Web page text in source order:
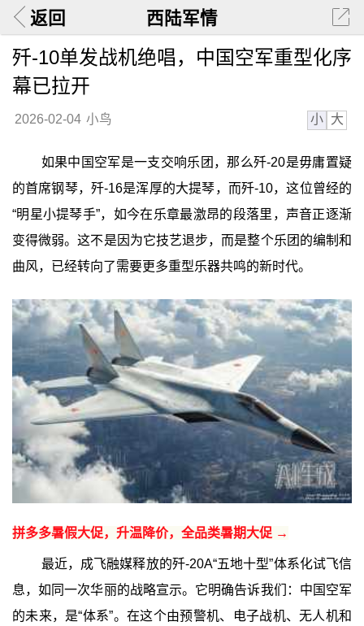
返回 西陆军情
歼-10单发战机绝唱，中国空军重型化序
幕已拉开
2026-02-04 小鸟 小 大
如果中国空军是一支交响乐团，那么歼-20是毋庸置疑
的首席钢琴，歼-16是浑厚的大提琴，而歼-10，这位曾经的
“明星小提琴手”，如今在乐章最激昂的段落里，声音正逐渐
变得微弱。这不是因为它技艺退步，而是整个乐团的编制和
曲风，已经转向了需要更多重型乐器共鸣的新时代。
拼多多暑假大促，升温降价，全品类暑期大促 →
最近，成飞融媒释放的歼-20A“五地十型”体系化试飞信
息，如同一次华丽的战略宣示。它明确告诉我们：中国空军
的未来，是“体系”。在这个由预警机、电子战机、无人机和